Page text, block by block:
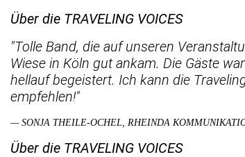
Über die TRAVELING VOICES
"Tolle Band, die auf unseren
Wiese in Köln gut ankam. Die Gäste
hellauf begeistert. Ich kann die
empfehlen!"
— SONJA THEILE-OCHEL, RHEINDA
Über die TRAVELING VOICES